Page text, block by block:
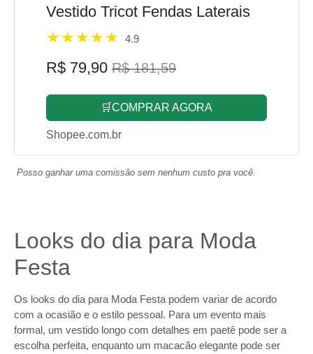
Vestido Tricot Fendas Laterais
4.9
R$ 79,90 R$ 181,59
🛒COMPRAR AGORA
Shopee.com.br
Posso ganhar uma comissão sem nenhum custo pra você.
Looks do dia para Moda
Festa
Os looks do dia para Moda Festa podem variar de acordo
com a ocasião e o estilo pessoal. Para um evento mais
formal, um vestido longo com detalhes em paetê pode ser a
escolha perfeita, enquanto um macacão elegante pode ser